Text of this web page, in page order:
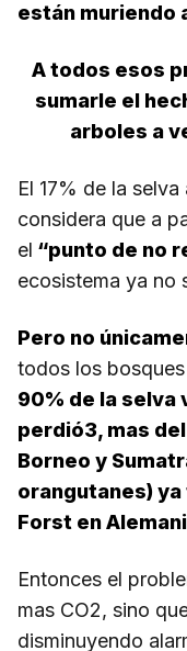
están muriendo
A todos esos
sumarle el
arboles a
El 17% de la
considera que a
el “punto de no
ecosistema ya no
Pero no
todos los
90% de la selva
perdió3, mas
Borneo y
orangutanes)
Forst en
Entonces el
mas CO2, sino
disminuyendo